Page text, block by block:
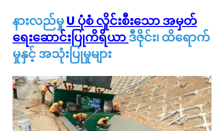
နားလည်မှုU ပုံစံ လှိုင်းစီးသော အမှတ်
ရေးဆောင်းပြုကိရိယာဒီဇိုင်း၊ ထိရောက်
မှုနှင့် အသုံးပြုမှုများ